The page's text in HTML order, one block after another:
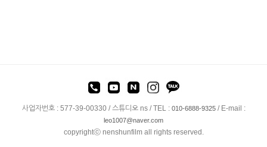
사업자번호 : 577-39-00330 / 스튜디오 ns / TEL : 010-6888-9325/ E-mail :
leo1007@naver.com
copyrightⓒ nenshunfilm all rights reserved.